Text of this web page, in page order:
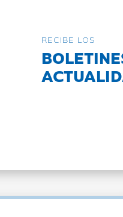
RECIBE LOS